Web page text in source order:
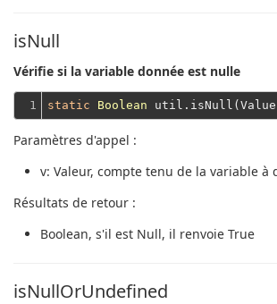
isNull
Vérifie si la variable donnée est nulle
1 static Boolean
Paramètres d'appel :
v: Valeur, compte tenu de la variable à
Résultats de retour :
Boolean, s'il est Null, il renvoie True
isNullOrUndefined